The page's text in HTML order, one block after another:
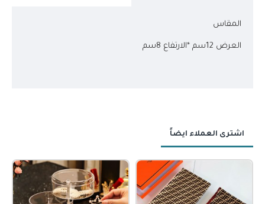
المقاس
العرض 12سم *الارتفاع 8سم
اشترى العملاء ايضاً